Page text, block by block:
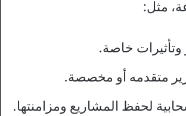
مثل:
وتأثيرات خاصة.
متقدمه أو مخصصة.
لحفظ المشاريع ومزامنتها.